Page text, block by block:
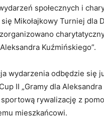
społecznych i
się Mikołajkowy Turniej dla
Kuźmińskiego”.
wydarzenia odbędzie się
II „Gramy dla
sportową rywalizację z
mieszkańcowi.